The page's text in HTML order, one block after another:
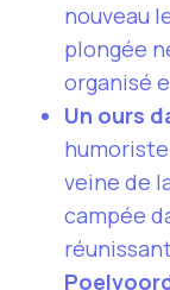
nouveau
plongée
organisé
Un ours
veine de
campée